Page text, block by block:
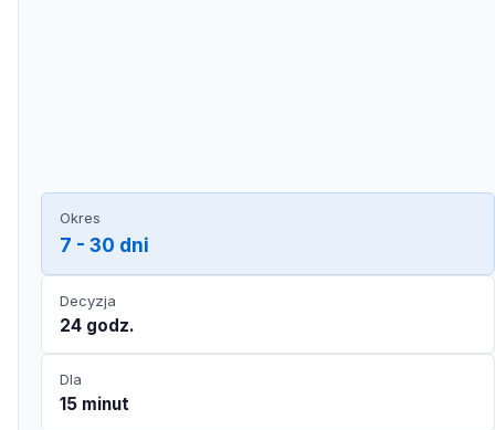
Okres
7 - 30 dni
Decyzja
24 godz.
Dla
15 minut